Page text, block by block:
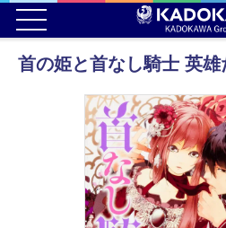
首の姫と首なし騎士 英雄